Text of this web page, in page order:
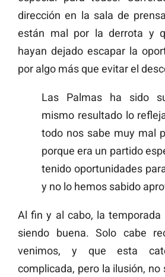
dirección en la sala de
están mal por la derrota y
hayan dejado escapar la
por algo más que evitar el
Las Palmas ha sido
mismo resultado lo
todo nos sabe muy mal
porque era un partido
tenido oportunidades
y no lo hemos sabido
Al fin y al cabo, la temporada
siendo buena. Solo cabe
venimos, y que esta
complicada, pero la ilusión, no